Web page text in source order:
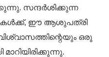
സന്ദർശിക്കുന്ന
ഈ ആശുപത്രി
ഒരു